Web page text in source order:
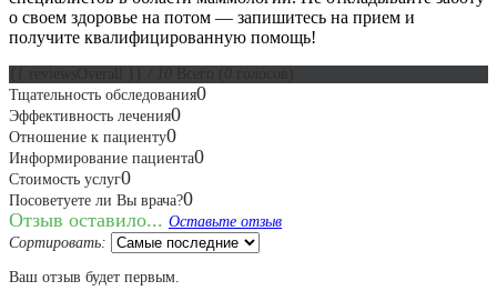
о своем здоровье на потом — запишитесь на прием и
получите квалифицированную помощь!
Тщательность обследования0
Эффективность лечения0
Отношение к пациенту0
Информирование пациента0
Стоимость услуг0
Посоветуете ли Вы врача?0
Отзыв оставило... Оставьте отзыв
Сортировать:
Ваш отзыв будет первым.